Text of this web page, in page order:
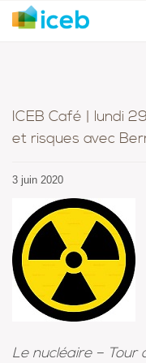
ICEB Café | lundi
et risques avec
3 juin 2020
Le nucléaire – Tour